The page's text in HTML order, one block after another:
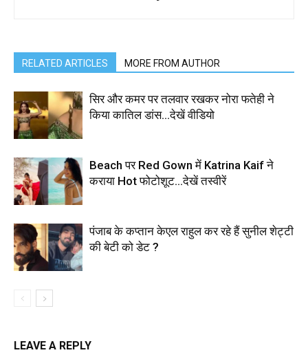
RELATED ARTICLES MORE FROM AUTHOR
सिर और कमर पर तलवार रखकर नोरा फतेही ने
किया कातिल डांस…देखें वीडियो
Beach पर Red Gown में Katrina Kaif ने
कराया Hot फोटोशूट…देखें तस्वीरें
पंजाब के कप्तान केएल राहुल कर रहे हैं सुनील शेट्टी
की बेटी को डेट ?
LEAVE A REPLY